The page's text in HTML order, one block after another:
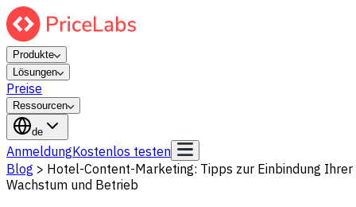
Produkte
Lösungen
Preise
Ressourcen
de
AnmeldungKostenlos testen
Blog > Hotel-Content-Marketing: Tipps zur Einbindung
Wachstum und Betrieb